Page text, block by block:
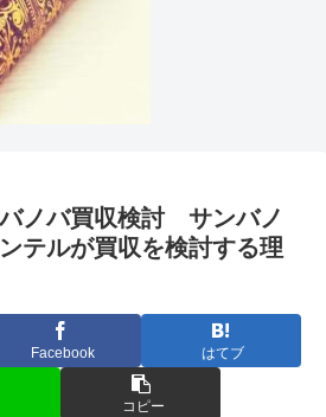
ノバ買収検討 サンバノ
テルが買収を検討する理
Facebook はてブ
コピー